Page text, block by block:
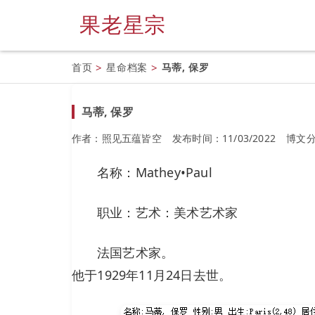
果老星宗
首页 > 星命档案 > 马蒂, 保罗
马蒂, 保罗
作者：照见五蕴皆空 发布时间：11/03/2022 博文
名称：Mathey•Paul
职业：艺术：美术艺术家
法国艺术家。
他于1929年11月24日去世。